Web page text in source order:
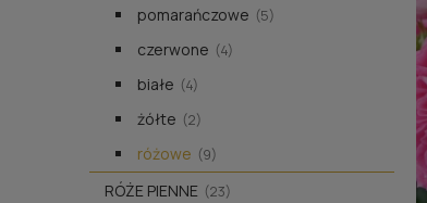
pomarańczowe (5)
czerwone (4)
białe (4)
żółte (2)
różowe (9)
RÓŻE PIENNE (23)